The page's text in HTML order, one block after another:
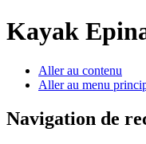
Kayak
Aller au contenu
Aller au menu
Navigation de